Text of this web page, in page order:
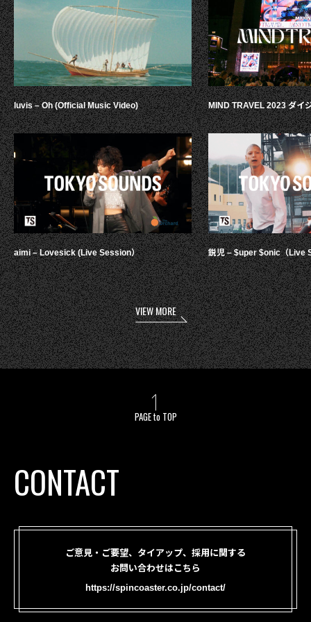
luvis – Oh (Official Music Video)
aimi – Lovesick (Live Session）
MIND TRAVEL 2023 ダイ
鋭児 – $uper $onic（Live
VIEW MORE
PAGE to TOP
CONTACT
ご意見・ご要望、タイアップ、採用に関する
お問い合わせはこちら
https://spincoaster.co.jp/contact/